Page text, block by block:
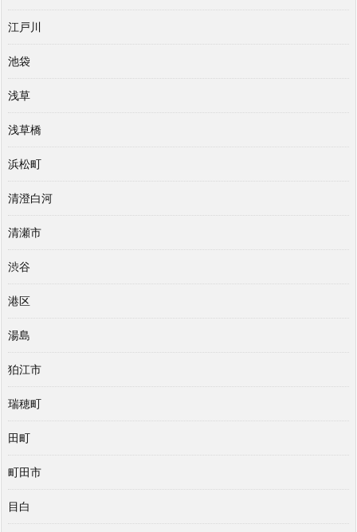
江戸川
池袋
浅草
浅草橋
浜松町
清澄白河
清瀬市
渋谷
港区
湯島
狛江市
瑞穂町
田町
町田市
目白